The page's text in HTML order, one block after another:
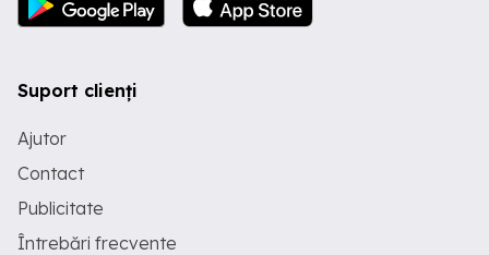
Suport clienți
Ajutor
Contact
Publicitate
Întrebări frecvente